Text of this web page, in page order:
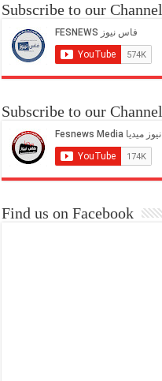
Subscribe to our Channel
Subscribe to our Channel
Find us on Facebook